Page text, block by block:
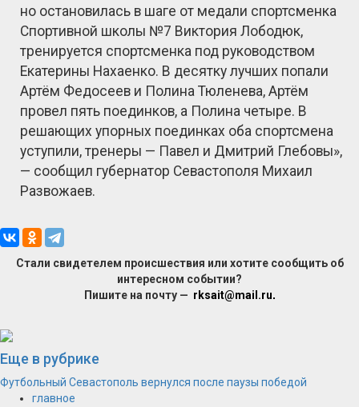
но остановилась в шаге от медали спортсменка
Спортивной школы №7 Виктория Лободюк,
тренируется спортсменка под руководством
Екатерины Нахаенко. В десятку лучших попали
Артём Федосеев и Полина Тюленева, Артём
провел пять поединков, а Полина четыре. В
решающих упорных поединках оба спортсмена
уступили, тренеры — Павел и Дмитрий Глебовы»,
— сообщил губернатор Севастополя Михаил
Развожаев.
Стали свидетелем происшествия или хотите сообщить об
интересном событии?
Пишите на почту — rksait@mail.ru.
Еще в рубрике
Футбольный Севастополь вернулся после паузы победой
главное